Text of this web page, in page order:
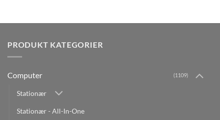
PRODUKT KATEGORIER
Computer (1109)
Stationær
Stationær - All-In-One